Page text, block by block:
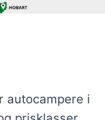
autocampere i